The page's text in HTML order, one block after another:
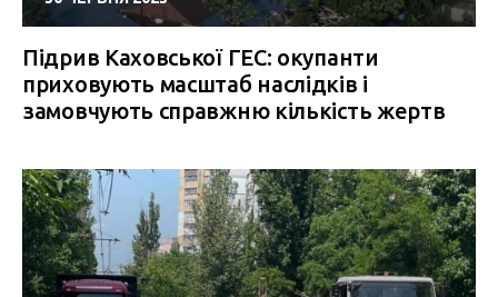
Підрив Каховської ГЕС: окупанти
приховують масштаб наслідків і
замовчують справжню кількість жертв